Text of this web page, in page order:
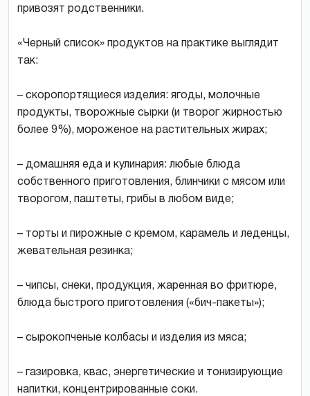
привозят родственники.
«Черный список» продуктов на практике выглядит
так:
– скоропортящиеся изделия: ягоды, молочные
продукты, творожные сырки (и творог жирностью
более 9%), мороженое на растительных жирах;
– домашняя еда и кулинария: любые блюда
собственного приготовления, блинчики с мясом или
творогом, паштеты, грибы в любом виде;
– торты и пирожные с кремом, карамель и леденцы,
жевательная резинка;
– чипсы, снеки, продукция, жаренная во фритюре,
блюда быстрого приготовления («бич-пакеты»);
– сырокопченые колбасы и изделия из мяса;
– газировка, квас, энергетические и тонизирующие
напитки, концентрированные соки.